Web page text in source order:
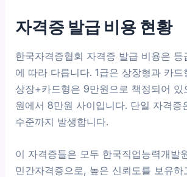
자격증 발급 비용 현황
한국자격증협회 자격증 발급 비용은 등
에 따라 다릅니다. 1급은 상장형과 카
상장+카드형은 9만원으로 책정되어
원에서 8만원 사이입니다. 단일 자격증
수준까지 발생합니다.
이 자격증들은 모두 한국직업능력개발
민간자격증으로, 높은 신뢰도를 보유하